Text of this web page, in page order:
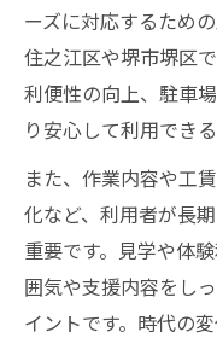
ーズに対応するため
住之江区や堺市堺区
利便性の向上、駐車
り安心して利用でき
また、作業内容や工
化など、利用者が長
重要です。見学や体
囲気や支援内容をし
イントです。時代の